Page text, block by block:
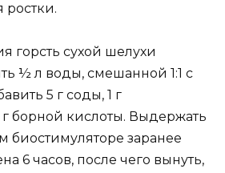
горсть сухой шелухи
½ л воды, смешанной 1:1 с
5 г соды, 1 г
борной кислоты. Выдержать
биостимуляторе заранее
6 часов, после чего вынуть,